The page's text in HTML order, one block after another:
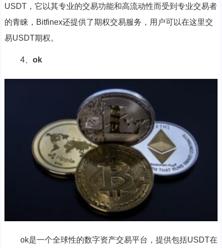
USDT，它以其专业的交易功能和高流动性而受到专业交易者
的青睐，Bitfinex还提供了期权交易服务，用户可以在这里交
易USDT期权。
4、 ok
ok是一个全球性的数字资产交易平台，提供包括USDT在